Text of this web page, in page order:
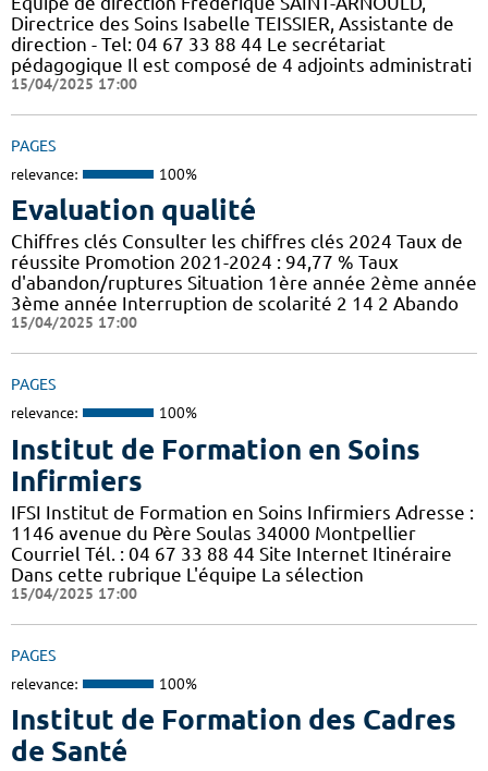
Directrice des Soins Isabelle TEISSIER, Assistante de
direction - Tel: 04 67 33 88 44 Le secrétariat
pédagogique Il est composé de 4 adjoints administrati
15/04/2025 17:00
PAGES
relevance: 100%
Evaluation qualité
Chiffres clés Consulter les chiffres clés 2024 Taux de
réussite Promotion 2021-2024 : 94,77 % Taux
d'abandon/ruptures Situation 1ère année 2ème année
3ème année Interruption de scolarité 2 14 2 Abando
15/04/2025 17:00
PAGES
relevance: 100%
Institut de Formation en Soins
Infirmiers
IFSI Institut de Formation en Soins Infirmiers Adresse :
1146 avenue du Père Soulas 34000 Montpellier
Courriel Tél. : 04 67 33 88 44 Site Internet Itinéraire
Dans cette rubrique L'équipe La sélection
15/04/2025 17:00
PAGES
relevance: 100%
Institut de Formation des Cadres
de Santé